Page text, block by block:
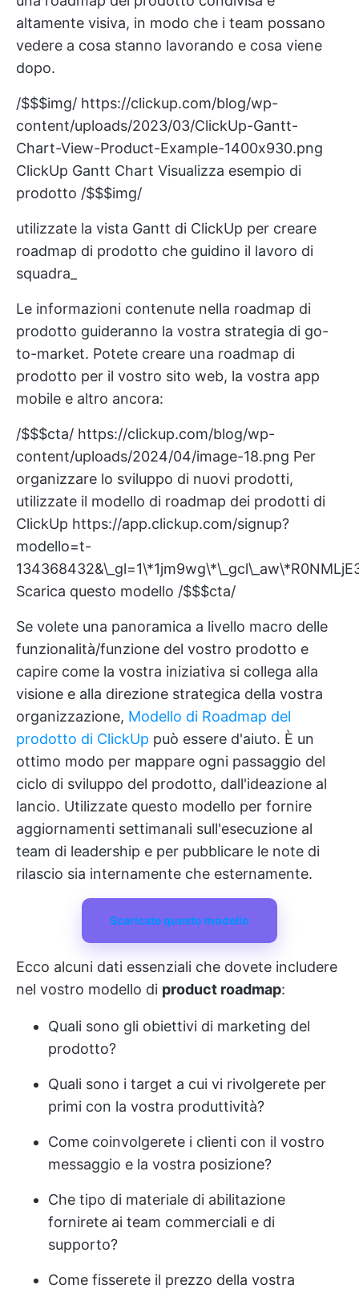
altamente visiva, in modo che i team possano
vedere a cosa stanno lavorando e cosa viene
dopo.
/$$$img/ https://clickup.com/blog/wp-
content/uploads/2023/03/ClickUp-Gantt-
Chart-View-Product-Example-1400x930.png
ClickUp Gantt Chart Visualizza esempio di
prodotto /$$$img/
utilizzate la vista Gantt di ClickUp per creare
roadmap di prodotto che guidino il lavoro di
squadra_
Le informazioni contenute nella roadmap di
prodotto guideranno la vostra strategia di go-
to-market. Potete creare una roadmap di
prodotto per il vostro sito web, la vostra app
mobile e altro ancora:
/$$$cta/ https://clickup.com/blog/wp-
content/uploads/2024/04/image-18.png Per
organizzare lo sviluppo di nuovi prodotti,
utilizzate il modello di roadmap dei prodotti di
ClickUp https://app.clickup.com/signup?
modello=t-
Scarica questo modello /$$$cta/
Se volete una panoramica a livello macro delle
funzionalità/funzione del vostro prodotto e
capire come la vostra iniziativa si collega alla
visione e alla direzione strategica della vostra
organizzazione, Modello di Roadmap del
prodotto di ClickUp può essere d'aiuto. È un
ottimo modo per mappare ogni passaggio del
ciclo di sviluppo del prodotto, dall'ideazione al
lancio. Utilizzate questo modello per fornire
aggiornamenti settimanali sull'esecuzione al
team di leadership e per pubblicare le note di
rilascio sia internamente che esternamente.
Scaricate questo modello
Ecco alcuni dati essenziali che dovete includere
nel vostro modello di product roadmap:
Quali sono gli obiettivi di marketing del
prodotto?
Quali sono i target a cui vi rivolgerete per
primi con la vostra produttività?
Come coinvolgerete i clienti con il vostro
messaggio e la vostra posizione?
Che tipo di materiale di abilitazione
fornirete ai team commerciali e di
supporto?
Come fisserete il prezzo della vostra